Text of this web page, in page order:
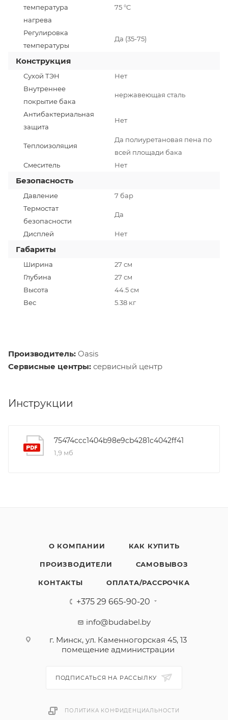
температура
нагрева
75 °C
Регулировка
температуры
Да (35-75)
Конструкция
Сухой ТЭН
Нет
Внутреннее
покрытие бака
нержавеющая сталь
Антибактериальная
защита
Нет
Теплоизоляция
Да полиуретановая пена по
всей площади бака
Смеситель
Нет
Безопасность
Давление
7 бар
Термостат
безопасности
Да
Дисплей Нет
Габариты
Ширина
27 см
Глубина
27 см
Высота
44.5 см
Вес
5.38 кг
Производитель: Oasis
Сервисные центры: сервисный центр
Инструкции
75474ccc1404b98e9cb4281c4042ff41
1,9 мб
О КОМПАНИИ КАК КУПИТЬ
ПРОИЗВОДИТЕЛИ САМОВЫВОЗ
КОНТАКТЫ ОПЛАТА/РАССРОЧКА
+375 29 665-90-20
info@budabel.by
г. Минск, ул. Каменногорская 45, 13
помещение администрации
ПОДПИСАТЬСЯ НА РАССЫЛКУ
ПОЛИТИКА КОНФИДЕНЦИАЛЬНОСТИ